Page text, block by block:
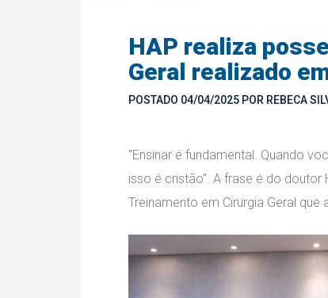
HAP realiza
Geral realizado
POSTADO 04/04/2025 POR REBECA
“Ensinar é fundamental. Quando
isso é cristão”. A frase é do
Treinamento em Cirurgia Geral